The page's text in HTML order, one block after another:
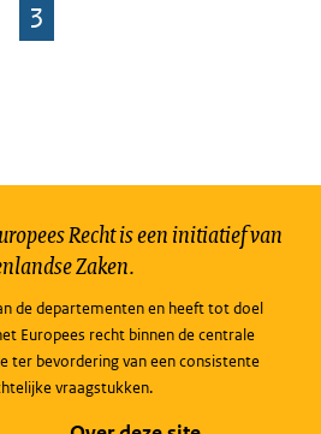
Pagina
3
Recht is een initiatief van
Zaken.
de departementen en heeft tot doel
Europees recht binnen de centrale
ter bevordering van een consistente
vraagstukken.